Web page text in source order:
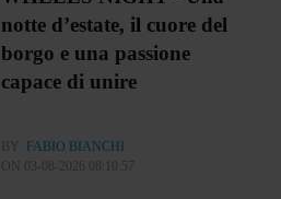
notte d’estate, il cuore del
borgo e una passione
capace di unire
BY
FABIO BIANCHI
ON 03-08-2026 08:10:57